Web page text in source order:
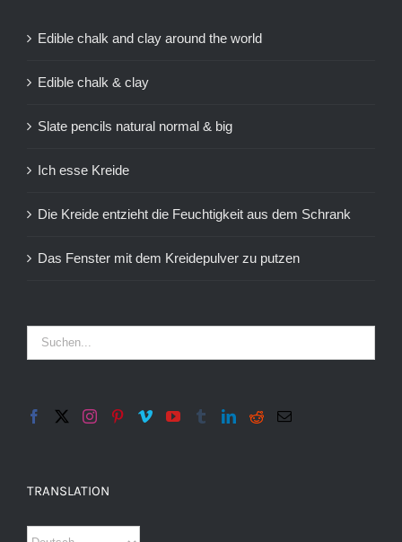
Edible chalk and clay around the world
Edible chalk & clay
Slate pencils natural normal & big
Ich esse Kreide
Die Kreide entzieht die Feuchtigkeit aus dem Schrank
Das Fenster mit dem Kreidepulver zu putzen
TRANSLATION